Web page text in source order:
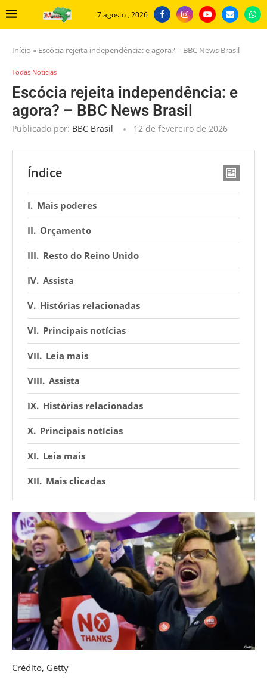
7 agosto , 2026
Início » Escócia rejeita independência: e agora? – BBC News Brasil
Todas Noticias
Escócia rejeita independência: e
agora? – BBC News Brasil
Publicado por: BBC Brasil 12 de fevereiro de 2026
Índice
Mais poderes
Orçamento
Resto do Reino Unido
Assista
Histórias relacionadas
Principais notícias
Leia mais
Assista
Histórias relacionadas
Principais notícias
Leia mais
Mais clicadas
Crédito, Getty